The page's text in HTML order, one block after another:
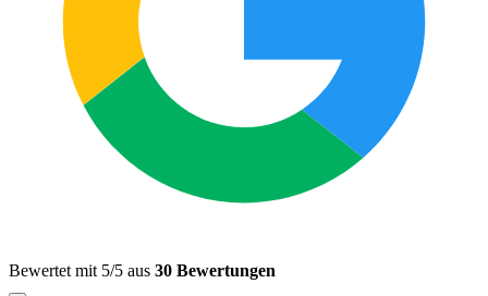
Bewertet mit 5/5 aus 30 Bewertungen